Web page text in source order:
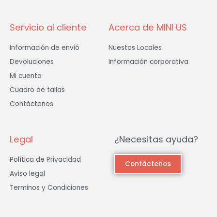
Servicio al cliente
Información de envió
Devoluciones
Mi cuenta
Cuadro de tallas
Contáctenos
Acerca de MINI US
Nuestos Locales
Información corporativa
Legal
Política de Privacidad
Aviso legal
Terminos y Condiciones
¿Necesitas ayuda?
Contáctenos